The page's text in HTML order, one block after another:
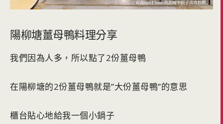
陽柳塘薑母鴨料理分享
我們因為人多，所以點了2份薑母鴨
在陽柳塘的2份薑母鴨就是”大份薑母鴨”的意思
櫃台貼心地給我一個小鍋子